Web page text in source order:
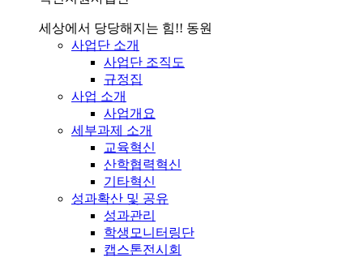
세상에서 당당해지는 힘!! 동원
사업단 소개
사업단 조직도
규정집
사업 소개
사업개요
세부과제 소개
교육혁신
산학협력혁신
기타혁신
성과확산 및 공유
성과관리
학생모니터링단
캡스톤전시회